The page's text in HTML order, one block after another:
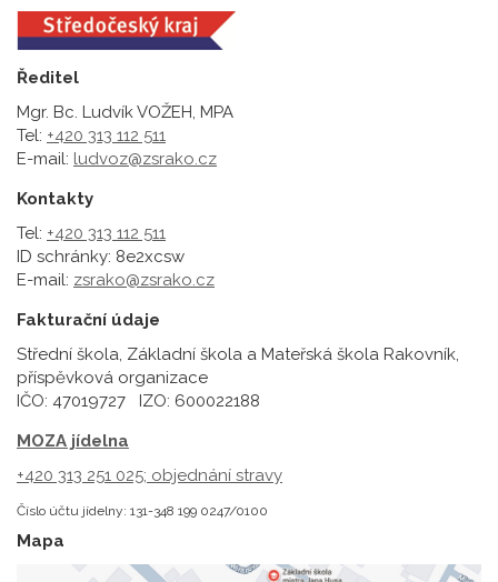
Ředitel
Mgr. Bc. Ludvík VOŽEH, MPA
Tel: +420 313 112 511
E-mail: ludvoz@zsrako.cz
Kontakty
Tel: +420 313 112 511
ID schránky: 8e2xcsw
E-mail: zsrako@zsrako.cz
Fakturační údaje
Střední škola, Základní škola a Mateřská škola Rakovník,
příspěvková organizace
IČO: 47019727 IZO: 600022188
MOZA jídelna
+420 313 251 025; objednání stravy
Číslo účtu jídelny: 131-348 199 0247/0100
Mapa